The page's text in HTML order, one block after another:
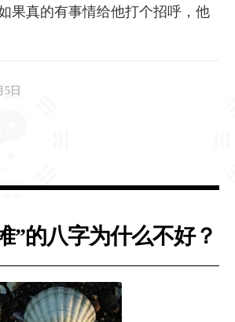
果真的有事情给他打个招呼，他
5日
”的八字为什么不好？